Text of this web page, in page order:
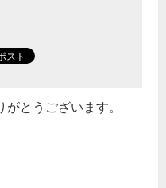
とうございます。